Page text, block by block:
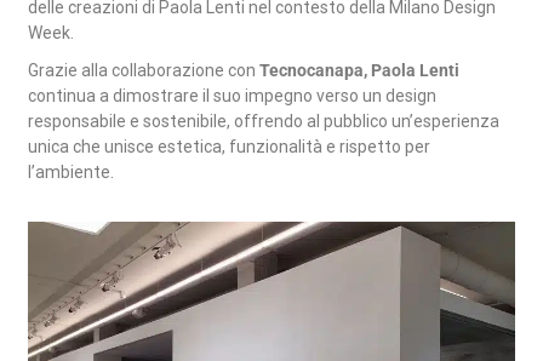
delle creazioni di Paola Lenti nel contesto della Milano Design
Week.
Grazie alla collaborazione conTecnocanapa, Paola Lenti
continua a dimostrare il suo impegno verso un design
responsabile e sostenibile, offrendo al pubblico un’esperienza
unica che unisce estetica, funzionalità e rispetto per
l’ambiente.